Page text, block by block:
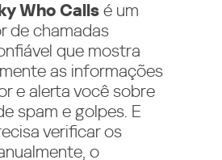
Who Calls é um
de chamadas
que mostra
as informações
e alerta você sobre
spam e golpes. E
verificar os
o